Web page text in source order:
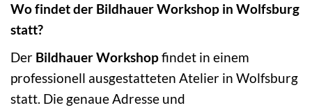
Wo findet der Bildhauer Workshop in Wolfsburg
statt?
Der Bildhauer Workshopfindet in einem
professionell ausgestatteten Atelier in Wolfsburg
statt. Die genaue Adresse und